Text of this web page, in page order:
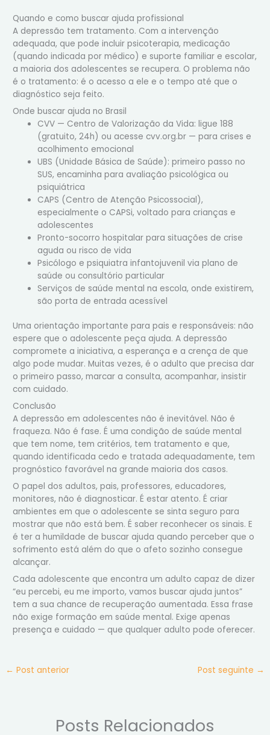
Quando e como buscar ajuda profissional
A depressão tem tratamento. Com a intervenção
adequada, que pode incluir psicoterapia, medicação
(quando indicada por médico) e suporte familiar e escolar,
a maioria dos adolescentes se recupera. O problema não
é o tratamento: é o acesso a ele e o tempo até que o
diagnóstico seja feito.
Onde buscar ajuda no Brasil
CVV — Centro de Valorização da Vida: ligue 188
(gratuito, 24h) ou acesse cvv.org.br — para crises e
acolhimento emocional
UBS (Unidade Básica de Saúde): primeiro passo no
SUS, encaminha para avaliação psicológica ou
psiquiátrica
CAPS (Centro de Atenção Psicossocial),
especialmente o CAPSi, voltado para crianças e
adolescentes
Pronto-socorro hospitalar para situações de crise
aguda ou risco de vida
Psicólogo e psiquiatra infantojuvenil via plano de
saúde ou consultório particular
Serviços de saúde mental na escola, onde existirem,
são porta de entrada acessível
Uma orientação importante para pais e responsáveis: não
espere que o adolescente peça ajuda. A depressão
compromete a iniciativa, a esperança e a crença de que
algo pode mudar. Muitas vezes, é o adulto que precisa dar
o primeiro passo, marcar a consulta, acompanhar, insistir
com cuidado.
Conclusão
A depressão em adolescentes não é inevitável. Não é
fraqueza. Não é fase. É uma condição de saúde mental
que tem nome, tem critérios, tem tratamento e que,
quando identificada cedo e tratada adequadamente, tem
prognóstico favorável na grande maioria dos casos.
O papel dos adultos, pais, professores, educadores,
monitores, não é diagnosticar. É estar atento. É criar
ambientes em que o adolescente se sinta seguro para
mostrar que não está bem. É saber reconhecer os sinais. E
é ter a humildade de buscar ajuda quando perceber que o
sofrimento está além do que o afeto sozinho consegue
alcançar.
Cada adolescente que encontra um adulto capaz de dizer
“eu percebi, eu me importo, vamos buscar ajuda juntos”
tem a sua chance de recuperação aumentada. Essa frase
não exige formação em saúde mental. Exige apenas
presença e cuidado — que qualquer adulto pode oferecer.
← Post anterior Post seguinte →
Posts Relacionados